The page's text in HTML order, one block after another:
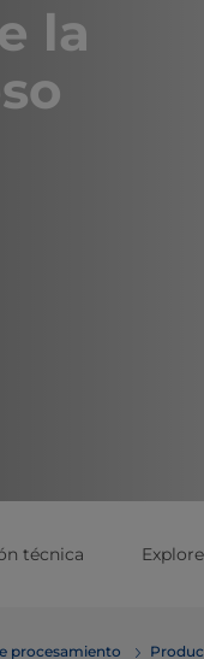
la
técnica
procesamiento